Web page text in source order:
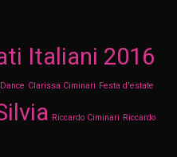
Italiani 2016
Clarissa Ciminari Festa d'estate
Riccardo Ciminari Riccardo